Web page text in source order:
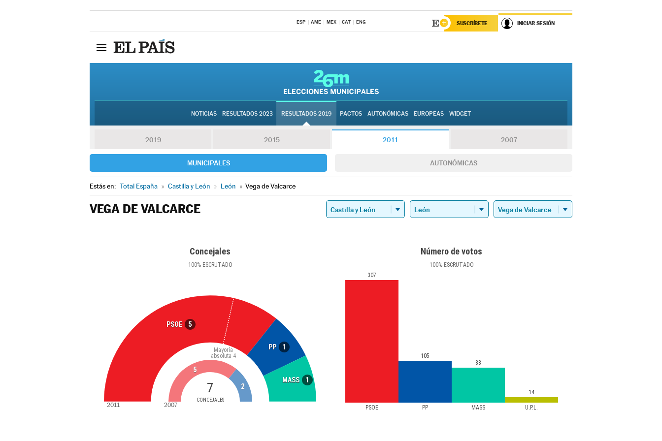
ESP AME MEX CAT ENG SUSCRÍBETE INICIAR SESIÓN
NOTICIAS RESULTADOS 2023 RESULTADOS 2019 PACTOS AUTONÓMICAS EUROPEAS WIDGET
2019 2015 2011 2007
MUNICIPALES AUTONÓMICAS
Estás en: Total España » Castilla y León » León » Vega de Valcarce
VEGA DE VALCARCE
Concejales
100%ESCRUTADO
PSOE 5
PP 1
MASS 1
7
CONCEJALES
Mayoría
absoluta 4
5
2
2011 2007
Número de votos
100%ESCRUTADO
PSOE PP MASS U.P.L.
307
105
88
14